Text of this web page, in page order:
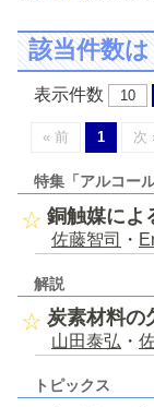
該当件数
表示件数 10
« 前 1 次
特集「アルコー
銅触媒によ
佐藤智司 ・
解説
炭素材料の
山田泰弘 ・
トピックス